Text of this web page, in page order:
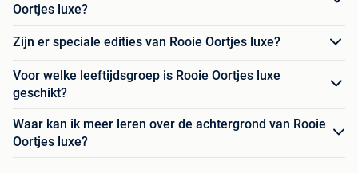
Oortjes luxe?
Zijn er speciale edities van Rooie Oortjes luxe?
Voor welke leeftijdsgroep is Rooie Oortjes luxe
geschikt?
Waar kan ik meer leren over de achtergrond van Rooie
Oortjes luxe?